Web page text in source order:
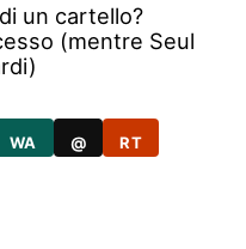
un cartello?
(mentre Seul
WA @ RT